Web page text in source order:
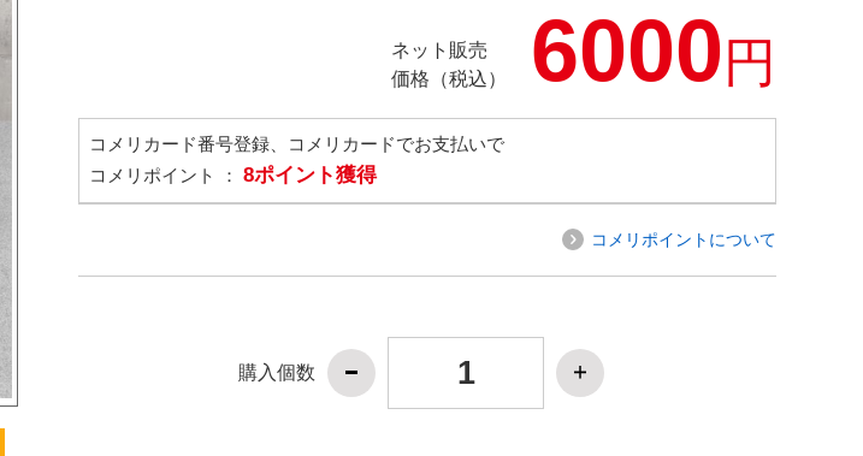
ネット販売
価格（税込）
6000円
コメリカード番号登録、コメリカードでお支払いで
コメリポイント ： 8ポイント獲得
コメリポイントについて
購入個数